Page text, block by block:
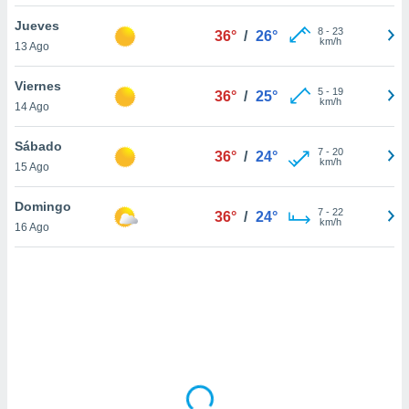
sitio
En
sean
el sitio
ni para
o
Jueves
13 Ago
36° / 26° 8- 23
km/h
Viernes
14 Ago
36° / 25° 5- 19
km/h
Sábado
15 Ago
36° / 24° 7- 20
km/h
Domingo
16 Ago
36° / 24° 7- 22
km/h